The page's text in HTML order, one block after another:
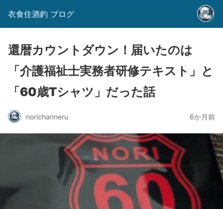
衣食住酒釣 ブログ
還暦カウントダウン！届いたのは
「介護福祉士実務者研修テキスト」と
「60歳Tシャツ」だった話
norichanneru 6か月前